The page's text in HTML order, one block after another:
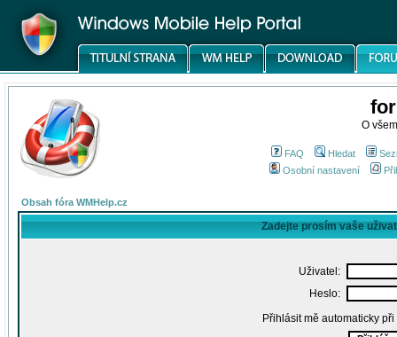
O
FAQ Hledat
Osobní nastavení
Obsah fóra WMHelp.cz
Zadejte prosím vaše
Uživatel:
Heslo:
Přihlásit mě automaticky